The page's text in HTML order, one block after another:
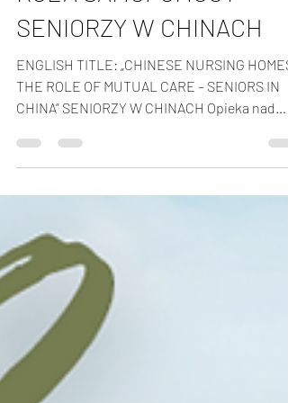
ROLA SAMOPOMOCY –
SENIORZY W CHINACH
ENGLISH TITLE: „CHINESE NURSING HOMES
THE ROLE OF MUTUAL CARE – SENIORS IN
CHINA” SENIORZY W CHINACH Opieka nad